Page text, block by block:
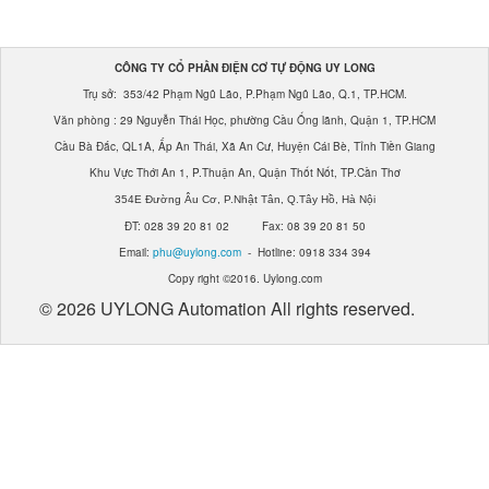
Cân Đóng Gói Tự Động
Máy Kiểm Tra X-Ray ( Máy Kiểm Tra Và Phát Hiện Tạp Chất)
Máy Nén Khí Có Biến Tầng
Máy Nén Khí Piston (Không Dầu/ OIR FREE)
Máy Tách Màu Hạt Nông Sản
Máy Tách Màu Đa Năng Dạng Băng Tải
CÔNG TY CỔ PHẦN ĐIỆN CƠ TỰ ĐỘNG UY LONG
Trụ sở: 353/42 Phạm Ngũ Lão, P.Phạm Ngũ Lão, Q.1, TP.HCM.
Văn phòng : 29 Nguyễn Thái Học, phường Cầu Ống lãnh, Quận 1, TP.HCM
Cầu Bà Đắc, QL1A, Ấp An Thái, Xã An Cư, Huyện Cái Bè, Tỉnh Tiền Giang
Khu Vực Thới An 1, P.Thuận An, Quận Thốt Nốt, TP.Cần Thơ
354E Đường Âu Cơ, P.Nhật Tân, Q.Tây Hồ, Hà Nội
ĐT: 028 39 20 81 02 Fax: 08 39 20 81 50
Email: phu@uylong.com- Hotline: 0918 334 394
Copy right ©2016. Uylong.com
© 2026 UYLONG Automation All rights reserved.